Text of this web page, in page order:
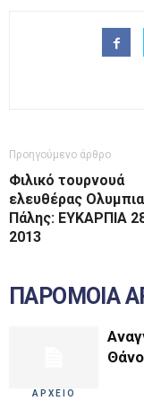
Προηγούμενο άρθρο
Φιλικό τουρνουά
ελευθέρας
Πάλης: ΕΥΚΑΡΠΙΑ
2013
ΠΑΡΟΜΟΙΑ
ΑΡΧΕΙΟ